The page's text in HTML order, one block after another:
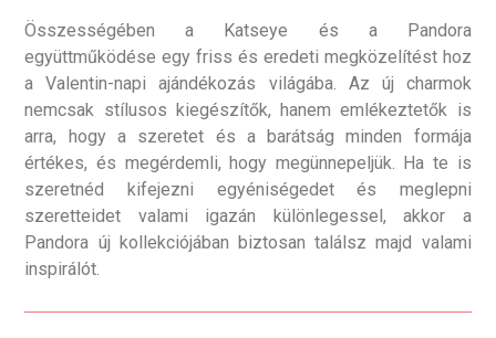
Összességében a Katseye és a Pandora
együttműködése egy friss és eredeti megközelítést hoz
a Valentin-napi ajándékozás világába. Az új charmok
nemcsak stílusos kiegészítők, hanem emlékeztetők is
arra, hogy a szeretet és a barátság minden formája
értékes, és megérdemli, hogy megünnepeljük. Ha te is
szeretnéd kifejezni egyéniségedet és meglepni
szeretteidet valami igazán különlegessel, akkor a
Pandora új kollekciójában biztosan találsz majd valami
inspirálót.